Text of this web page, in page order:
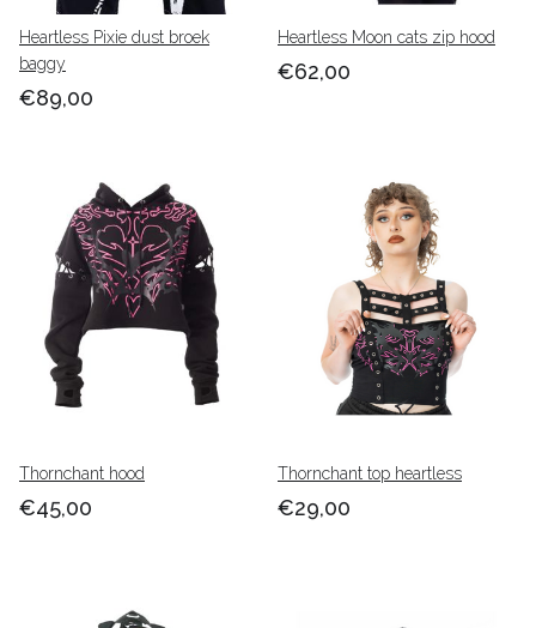
Heartless Pixie dust broek
baggy
€89,00
Heartless Moon cats zip hood
€62,00
Thornchant hood
€45,00
Thornchant top heartless
€29,00